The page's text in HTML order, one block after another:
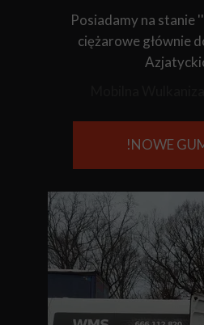
!NOWE
Posiadamy na stanie
ciężarowe głównie